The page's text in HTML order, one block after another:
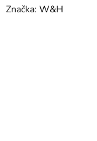
Značka: W&H